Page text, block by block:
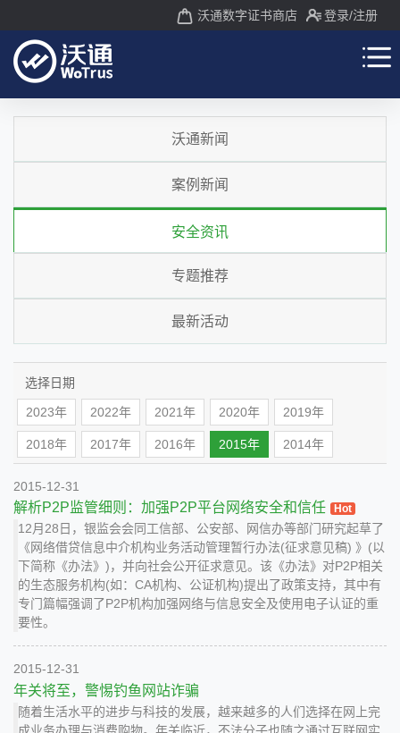
沃通数字证书商店 登录/注册
沃通新闻
案例新闻
安全资讯
专题推荐
最新活动
选择日期
2023年 2022年 2021年 2020年 2019年
2018年 2017年 2016年 2015年 2014年
2015-12-31
解析P2P监管细则：加强P2P平台网络安全和信任 Hot
12月28日，银监会会同工信部、公安部、网信办等部门研究起草了
《网络借贷信息中介机构业务活动管理暂行办法(征求意见稿) 》(以
下简称《办法》)，并向社会公开征求意见。该《办法》对P2P相关
的生态服务机构(如：CA机构、公证机构)提出了政策支持，其中有
专门篇幅强调了P2P机构加强网络与信息安全及使用电子认证的重
要性。
2015-12-31
年关将至，警惕钓鱼网站诈骗
随着生活水平的进步与科技的发展，越来越多的人们选择在网上完
成业务办理与消费购物。年关临近，不法分子也随之通过互联网实